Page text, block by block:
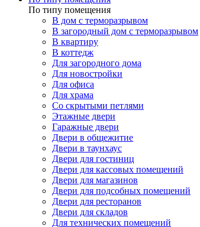
По типу помещения
В дом с терморазрывом
В загородный дом с терморазрывом
В квартиру
В коттедж
Для загородного дома
Для новостройки
Для офиса
Для храма
Со скрытыми петлями
Этажные двери
Гаражные двери
Двери в общежитие
Двери в таунхаус
Двери для гостиниц
Двери для кассовых помещений
Двери для магазинов
Двери для подсобных помещений
Двери для ресторанов
Двери для складов
Для технических помещений